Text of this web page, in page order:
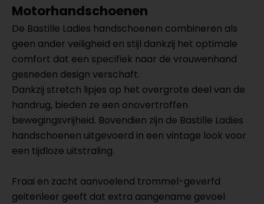
Motorhandschoenen
De Bastille Ladies handschoenen combineren als
geen ander veiligheid en stijl dankzij het optimale
comfort dat een specifiek naar de vrouwenhand
gesneden design verschaft.
Dankzij stretch lipjes op het overgrote deel van de
handrug, bieden ze een onovertroffen
bewegingsvrijheid. Bovendien zijn de Bastille Ladies
handschoenen uitgevoerd in een vintage look voor
een tijdloze uitstraling.
Fraai en zacht aanvoelend trommel-geverfd
geitenleer geeft dat extra aangename gevoel